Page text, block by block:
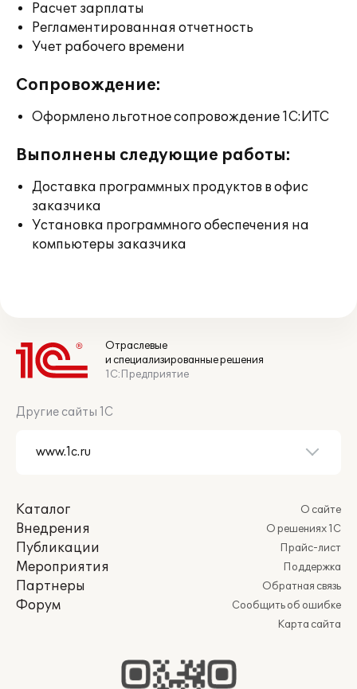
Расчет зарплаты
Регламентированная отчетность
Учет рабочего времени
Сопровождение:
Оформлено льготное сопровождение 1С:ИТС
Выполнены следующие работы:
Доставка программных продуктов в офис
заказчика
Установка программного обеспечения на
компьютеры заказчика
Отраслевые
и специализированные решения
1С:Предприятие
Другие сайты 1С
Каталог
Внедрения
Публикации
Мероприятия
Партнеры
Форум
О сайте
О решениях 1С
Прайс-лист
Поддержка
Обратная связь
Сообщить об ошибке
Карта сайта